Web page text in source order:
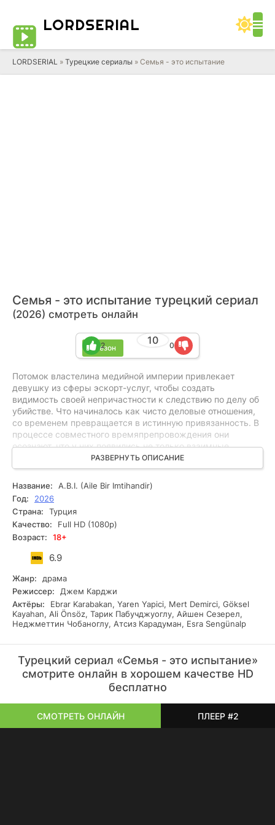
LORDSERIAL
LORDSERIAL » Турецкие сериалы » Семья - это испытание
Семья - это испытание турецкий сериал
(2026) смотреть онлайн
1 сезон
10
2 0
Потомок властелина медийной империи привлекает
девушку из сферы эскорт-услуг, чтобы создать
видимость своей непричастности к следствию по делу об
убийстве. Что начиналось как чисто деловые отношения,
со временем превращается в истинную привязанность. В
процессе совместного времяпрепровождения они
осознают, что у них появились не только взаимные
чувства, но и схожие жизненные задачи и проблемы. Это
осознание позволяет им открыто столкнуться с
реальностью и разобраться в своих внутренних
переживаниях. Постепенно, их взаимодействие выходит
за рамки первоначального договора и погружает их в
глубокое эмоциональное сопереживание друг другу.
РАЗВЕРНУТЬ ОПИСАНИЕ
Название:
A.B.I. (Aile Bir Imtihandir)
Год:
2026
Страна:
Турция
Качество:
Full HD (1080p)
Возраст:
18+
6.9
Жанр:
драма
Режиссер:
Джем Карджи
Актёры:
Ebrar Karabakan, Yaren Yapici, Mert Demirci, Göksel
Kayahan, Ali Önsöz, Тарик Пабучджуоглу, Айшен Сезерел,
Неджметтин Чобаноглу, Атсиз Карадуман, Esra Sengünalp
Турецкий сериал «Семья - это испытание»
смотрите онлайн в хорошем качестве HD
бесплатно
СМОТРЕТЬ ОНЛАЙН ПЛЕЕР #2